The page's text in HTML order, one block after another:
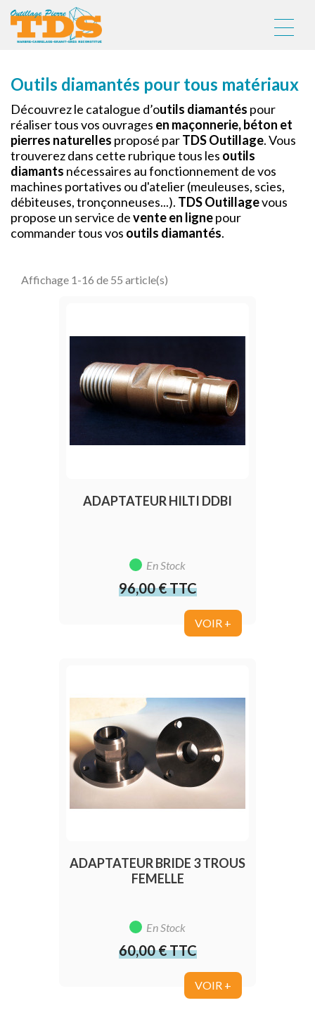
OUTILS
DIAMANTÉS
Outils diamantés pour tous matériaux
Découvrez le catalogue d’outils diamantés pour
réaliser tous vos ouvrages en maçonnerie, béton et
pierres naturelles proposé parTDS Outillage. Vous
trouverez dans cette rubrique tous les outils
diamants nécessaires au fonctionnement de vos
machines portatives ou d'atelier (meuleuses, scies,
débiteuses, tronçonneuses...). TDS Outillagevous
propose un service devente en lignepour
commander tous vos outils diamantés.
Affichage 1-16 de 55 article(s)
ADAPTATEUR HILTI DDBI
En Stock
Prix
96,00 € TTC
VOIR +
ADAPTATEUR BRIDE 3 TROUS
FEMELLE
En Stock
Prix
60,00 € TTC
VOIR +